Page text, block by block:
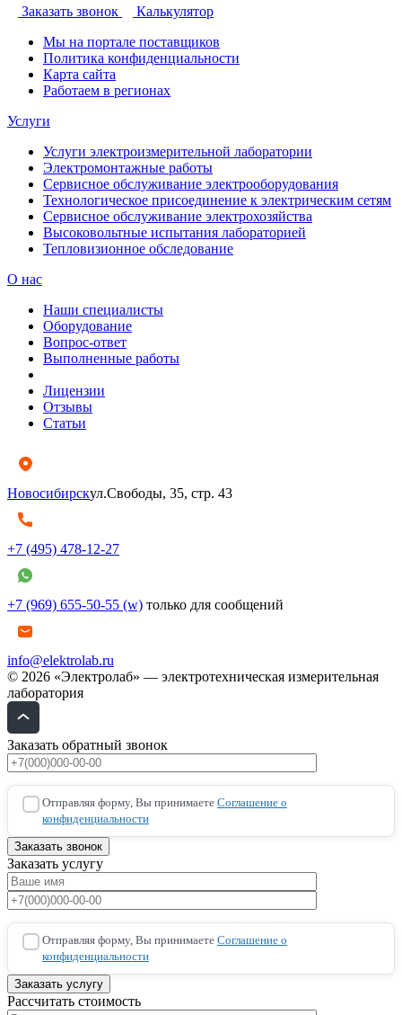
Заказать звонок
Калькулятор
Мы на портале поставщиков
Политика конфиденциальности
Карта сайта
Работаем в регионах
Услуги
Услуги электроизмерительной лаборатории
Электромонтажные работы
Сервисное обслуживание электрооборудования
Технологическое присоединение к электрическим сетям
Сервисное обслуживание электрохозяйства
Высоковольтные испытания лабораторией
Тепловизионное обследование
О нас
Наши специалисты
Оборудование
Вопрос-ответ
Выполненные работы
Лицензии
Отзывы
Статьи
Новосибирскул.Свободы, 35, стр. 43
+7 (495) 478-12-27
+7 (969) 655-50-55 (w) только для сообщений
info@elektrolab.ru
© 2026 «Электролаб» — электротехническая измерительная
лаборатория
Заказать обратный звонок
Отправляя форму, Вы принимаете Соглашение о
конфиденциальности
Заказать услугу
Отправляя форму, Вы принимаете Соглашение о
конфиденциальности
Рассчитать стоимость